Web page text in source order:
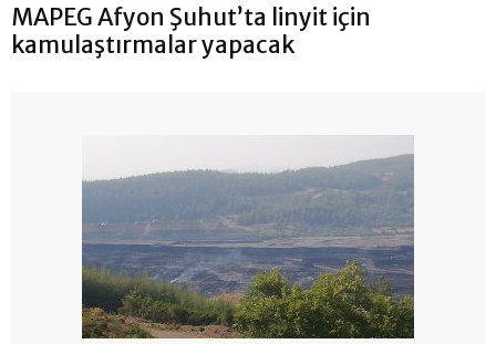
MAPEG Afyon Şuhut’ta linyit için
kamulaştırmalar yapacak